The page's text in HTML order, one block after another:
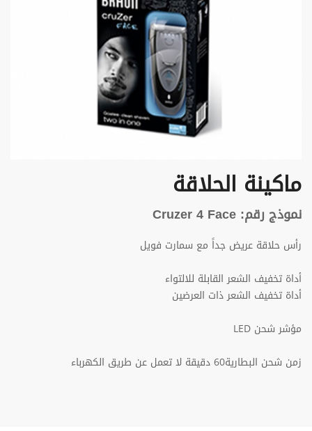
ماكينة الحلاقة
نموذج رقم: Cruzer 4 Face
رأس حلاقة عريض جداً مع سمارت فويل
أداة تخفيف الشعر القابلة للالتواء
أداة تخفيف الشعر ذات العرضين
مؤشر شحن LED
زمن شحن البطارية60 دقيقة لا تعمل عن طريق الكهرباء